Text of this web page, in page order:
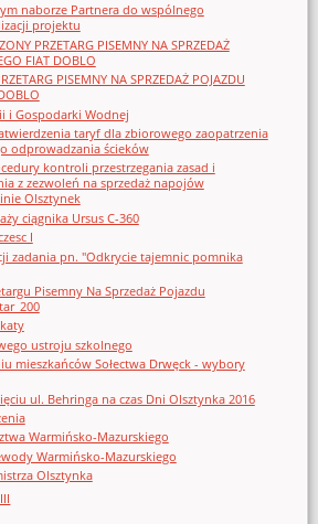
naborze Partnera do wspólnego
projektu
PRZETARG PISEMNY NA SPRZEDAŻ
FIAT DOBLO
PISEMNY NA SPRZEDAŻ POJAZDU
i Gospodarki Wodnej
taryf dla zbiorowego zaopatrzenia
odprowadzania ścieków
kontroli przestrzegania zasad i
z zezwoleń na sprzedaż napojów
Olsztynek
ciągnika Ursus C-360
I
zadania pn. "Odkrycie tajemnic pomnika
Pisemny Na Sprzedaż Pojazdu
ustroju szkolnego
mieszkańców Sołectwa Drwęck - wybory
ul. Behringa na czas Dni Olsztynka 2016
Warmińsko-Mazurskiego
Warmińsko-Mazurskiego
Olsztynka